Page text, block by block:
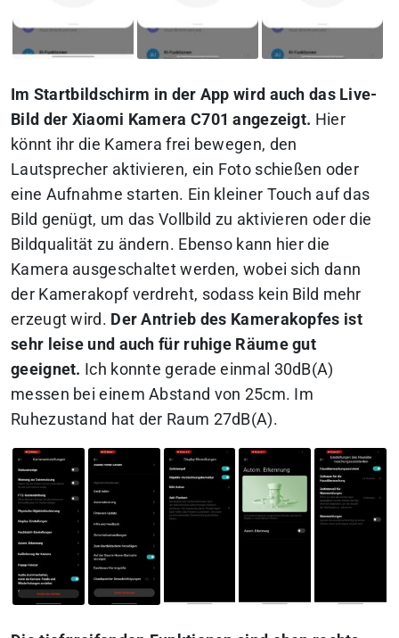
Im Startbildschirm in der App wird auch das Live-
Bild der Xiaomi Kamera C701 angezeigt. Hier
könnt ihr die Kamera frei bewegen, den
Lautsprecher aktivieren, ein Foto schießen oder
eine Aufnahme starten. Ein kleiner Touch auf das
Bild genügt, um das Vollbild zu aktivieren oder die
Bildqualität zu ändern. Ebenso kann hier die
Kamera ausgeschaltet werden, wobei sich dann
der Kamerakopf verdreht, sodass kein Bild mehr
erzeugt wird. Der Antrieb des Kamerakopfes ist
sehr leise und auch für ruhige Räume gut
geeignet. Ich konnte gerade einmal 30dB(A)
messen bei einem Abstand von 25cm. Im
Ruhezustand hat der Raum 27dB(A).